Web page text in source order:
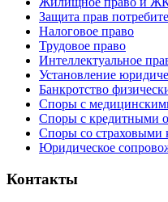
Защита прав
Налоговое право
Трудовое право
Интеллектуальное
Установление
Банкротство
Споры с
Споры с кредитными
Споры со страховыми
Юридическое
Контакты